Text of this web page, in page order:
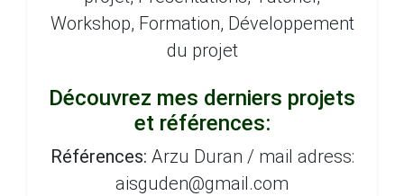
Workshop, Formation, Développement
du projet
Découvrez mes derniers projets
et références:
Références: Arzu Duran / mail adress:
aisguden@gmail.com